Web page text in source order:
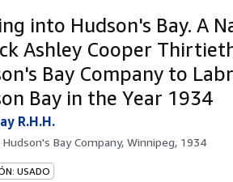
into Hudson's Bay. A
Ashley Cooper
Bay Company to
Bay in the Year 1934
R.H.H.
Hudson's Bay Company, Winnipeg, 1934
USADO